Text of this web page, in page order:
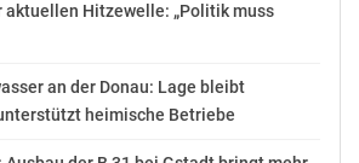
aktuellen Hitzewelle: „Politik muss
an der Donau: Lage bleibt
heimische Betriebe